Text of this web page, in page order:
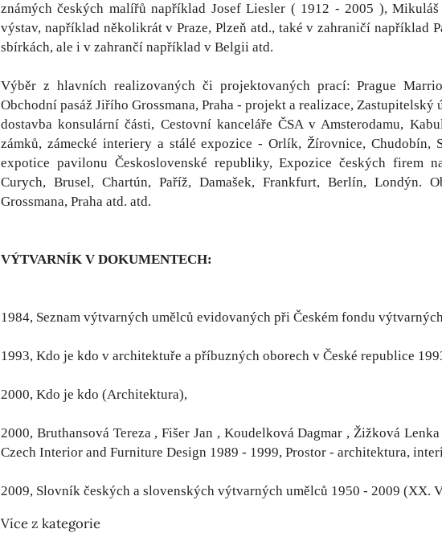
známých českých malířů například Josef Liesler ( 1912 - 2005 ),
výstav, například několikrát v Praze, Plzeň atd., také v zahraničí například
sbírkách, ale i v zahrančí například v Belgii atd.
Výběr z hlavních realizovaných či projektovaných prací: Prague
Obchodní pasáž Jiřího Grossmana, Praha - projekt a realizace,
dostavba konsulární části, Cestovní kanceláře ČSA v Amsterodamu,
zámků, zámecké interiery a stálé expozice - Orlík, Žírovnice, Chudobín,
expotice pavilonu Československé republiky, Expozice českých firem
Curych, Brusel, Chartún, Paříž, Damašek, Frankfurt, Berlín, Londýn.
Grossmana, Praha atd. atd.
VÝTVARNÍK V DOKUMENTECH:
1984, Seznam výtvarných umělců evidovaných při Českém fondu
1993, Kdo je kdo v architektuře a příbuzných oborech v České republice
2000, Kdo je kdo (Architektura),
2000, Bruthansová Tereza , Fišer Jan , Koudelková Dagmar , Žižková
Czech Interior and Furniture Design 1989 - 1999, Prostor - architektura,
2009, Slovník českých a slovenských výtvarných umělců 1950 - 2009 (XX.
Více z kategorie